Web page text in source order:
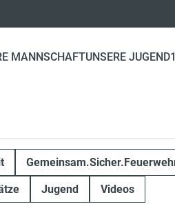
MANNSCHAFTUNSERE JUGEND
Jugend Videos